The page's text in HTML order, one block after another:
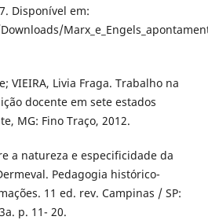
Disponível em:
VIEIRA, Livia Fraga. Trabalho na
docente em sete estados
MG: Fino Traço, 2012.
a natureza e especificidade da
Pedagogia histórico-
11 ed. rev. Campinas / SP:
p. 11- 20.